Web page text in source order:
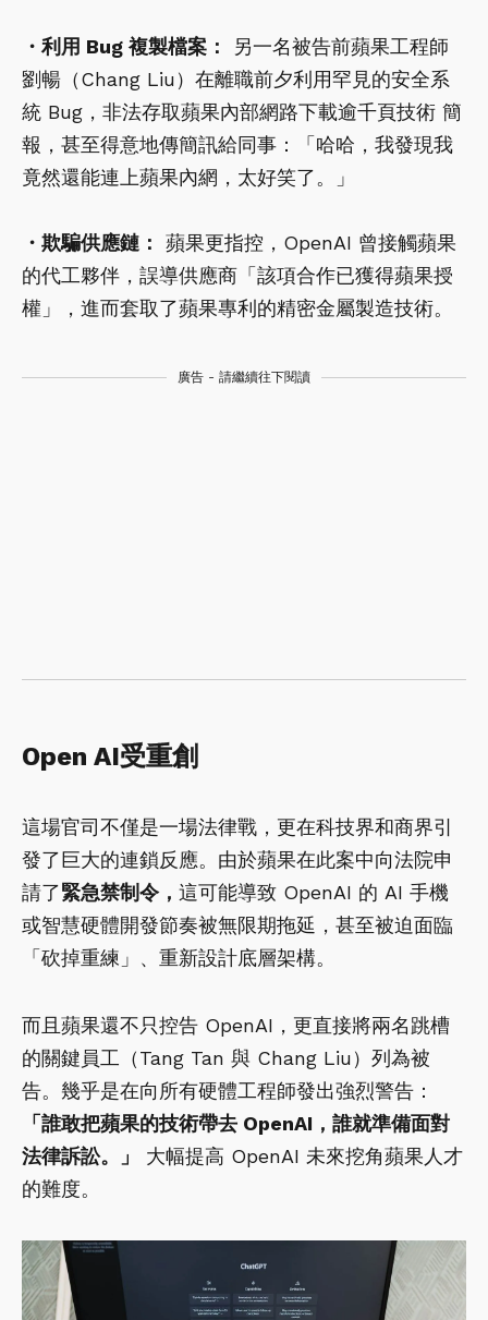
・利用 Bug 複製檔案：
另一名被告前蘋果工程師
劉暢（Chang Liu）在離職前夕利用罕見的安全系
統 Bug，非法存取蘋果內部網路下載逾千頁技術 簡
報，甚至得意地傳簡訊給同事：「哈哈，我發現我
竟然還能連上蘋果內網，太好笑了。」
・欺騙供應鏈：
蘋果更指控，OpenAI 曾接觸蘋果
的代工夥伴，誤導供應商「該項合作已獲得蘋果授
權」，進而套取了蘋果專利的精密金屬製造技術。
廣告 - 請繼續往下閱讀
Open AI受重創
這場官司不僅是一場法律戰，更在科技界和商界引
發了巨大的連鎖反應。由於蘋果在此案中向法院申
請了緊急禁制令， 這可能導致 OpenAI 的 AI 手機
或智慧硬體開發節奏被無限期拖延，甚至被迫面臨
「砍掉重練」、重新設計底層架構。
而且蘋果還不只控告 OpenAI，更直接將兩名跳槽
的關鍵員工（Tang Tan 與 Chang Liu）列為被
告。幾乎是在向所有硬體工程師發出強烈警告：
「誰敢把蘋果的技術帶去 OpenAI，誰就準備面對
法律訴訟。」
大幅提高 OpenAI 未來挖角蘋果人才
的難度。